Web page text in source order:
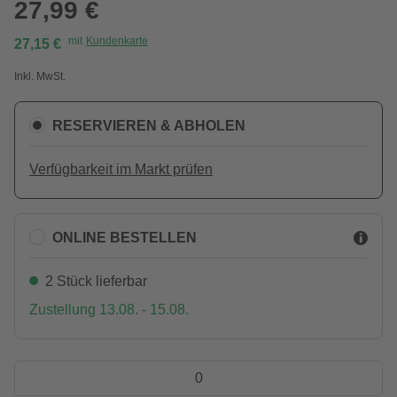
27,99 €
27,15 € mit Kundenkarte
Inkl. MwSt.
RESERVIEREN & ABHOLEN
Verfügbarkeit im Markt prüfen
ONLINE BESTELLEN
2 Stück lieferbar
Zustellung 13.08. - 15.08.